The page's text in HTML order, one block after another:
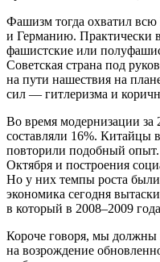
Фашизм тогда охватил
и Германию. Практически
фашистские или
Советская страна под
на пути нашествия на
сил — гитлеризма и
Во время модернизации за
составляли 16%. Китайцы
повторили подобный
Октября и построения
Но у них темпы роста
экономика сегодня
в который в 2008–2009
Короче говоря, мы
на возрождение